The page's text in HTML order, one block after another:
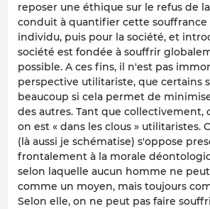
reposer une éthique sur le refus de
conduit à quantifier cette souffrance
individu, puis pour la société, et
société est fondée à souffrir
possible. A ces fins, il n'est pas
perspective utilitariste, que certains
beaucoup si cela permet de
des autres. Tant que collectivement,
on est « dans les clous » utilitaristes.
(là aussi je schématise) s'oppose
frontalement à la morale
selon laquelle aucun homme ne
comme un moyen, mais toujours
Selon elle, on ne peut pas faire